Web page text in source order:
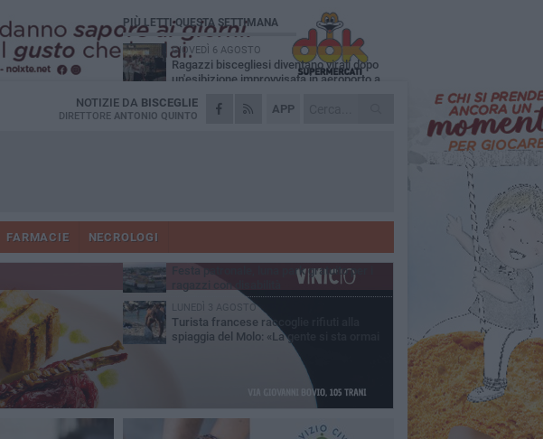
APP
NOTIZIE DA BISCEGLIE
DIRETTORE ANTONIO QUINTO
FARMACIE NECROLOGI
PIÙ LETTI QUESTA SETTIMANA
GIOVEDÌ 6 AGOSTO
Ragazzi biscegliesi diventano virali dopo
un'esibizione improvvisata in aeroporto a
MARTEDÌ 4 AGOSTO
Emergenza caldo, il Comune di Bisceglie
Due auto incendiate nella notte in via Dieta
MERCOLEDÌ 5 AGOSTO
Festa patronale, luna park gratuito per i
LUNEDÌ 3 AGOSTO
Turista francese raccoglie rifiuti alla
spiaggia del Molo: «La gente si sta ormai
abituando»